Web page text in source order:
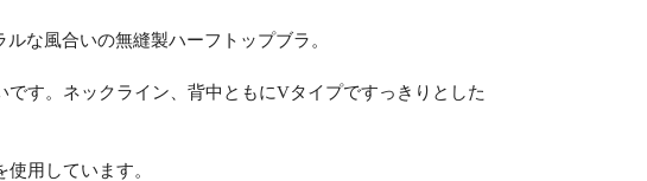
な風合いの無縫製ハーフトップブラ。
す。ネックライン、背中ともにVタイプですっきりとした
用しています。